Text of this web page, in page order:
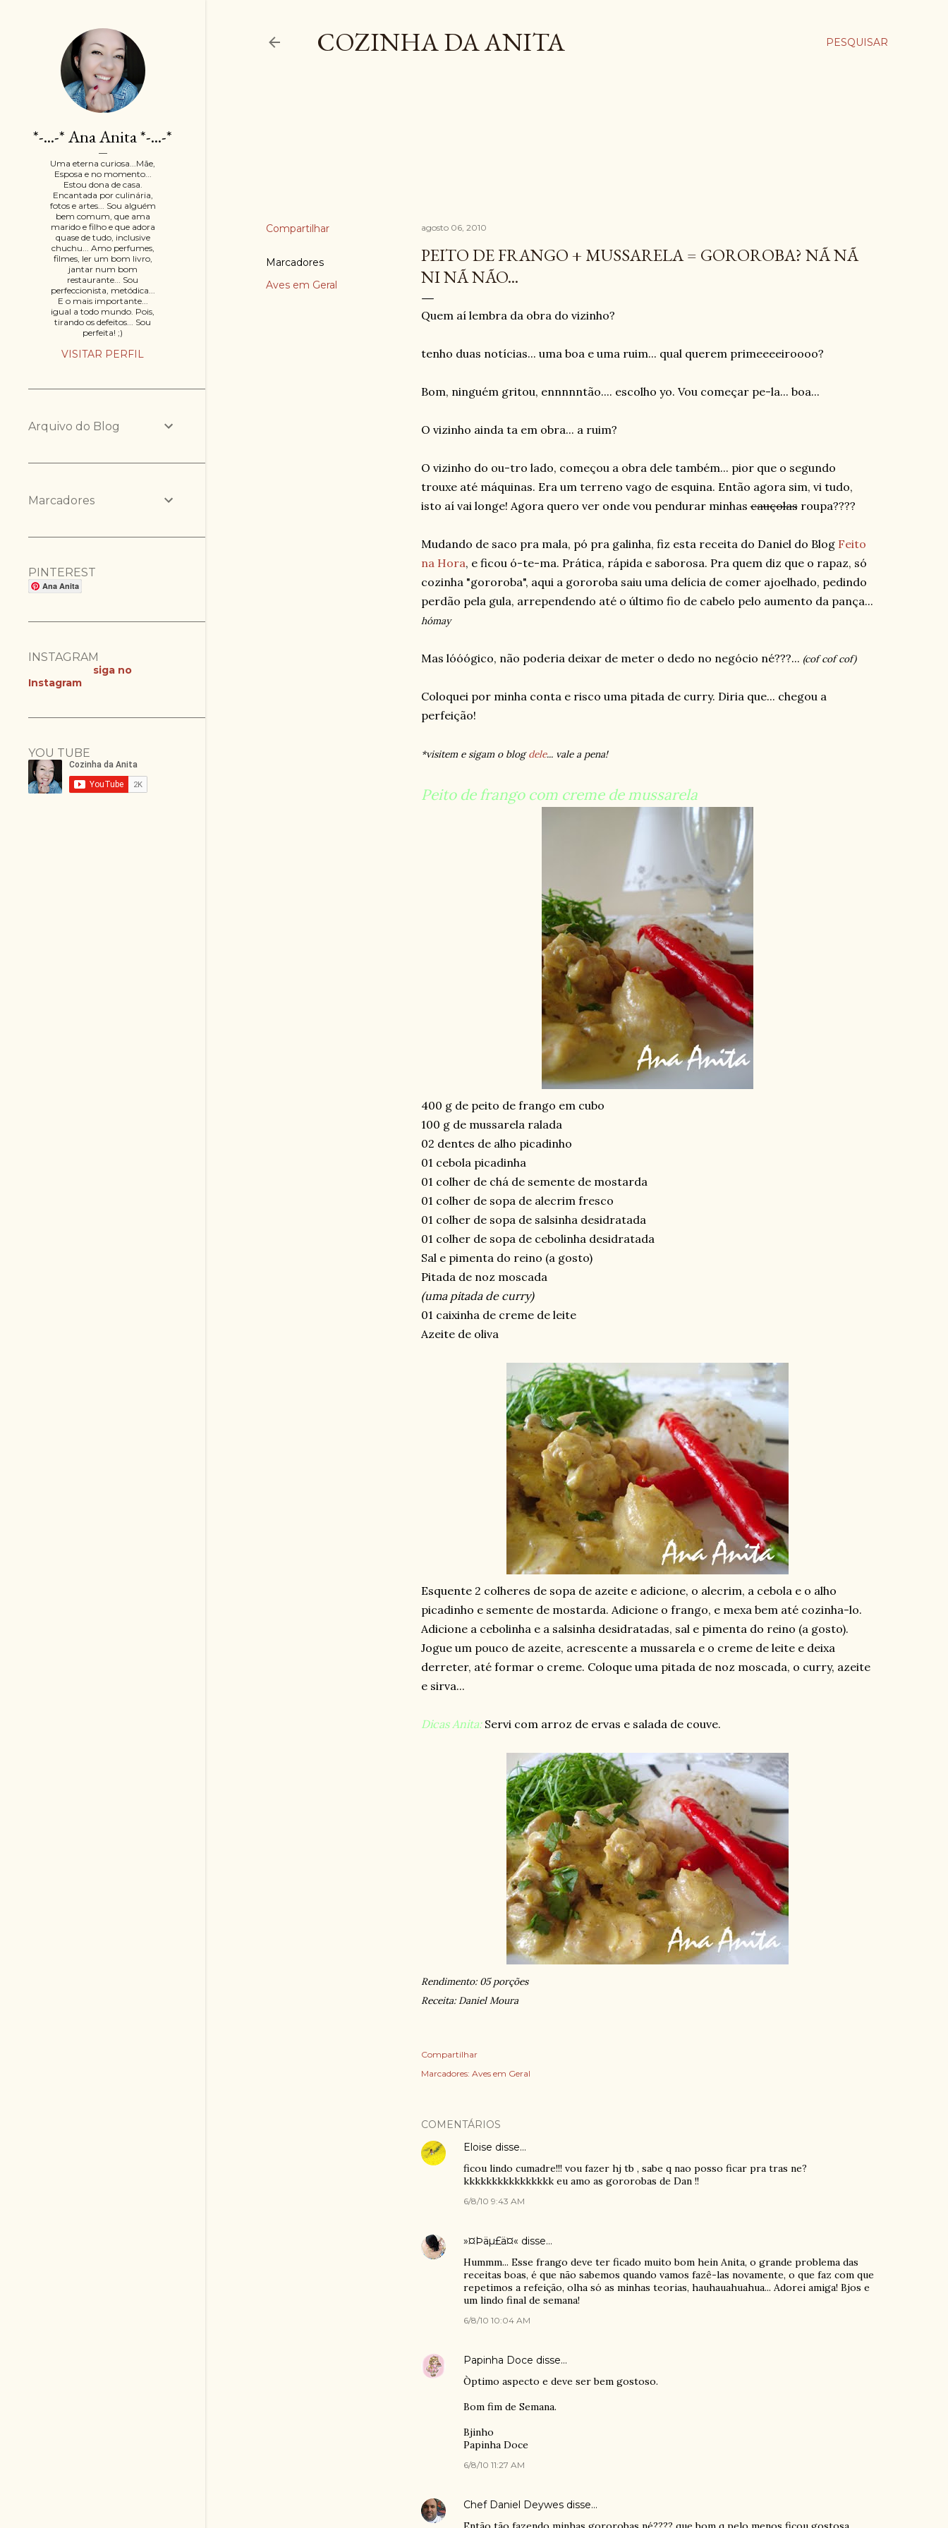
PESQUISAR
COZINHA DA ANITA
Compartilhar
Marcadores
Aves em Geral
agosto 06, 2010
PEITO DE FRANGO + MUSSARELA = GOROROBA? NÃ NÃ
NI NÃ NÃO...
Quem aí lembra da obra do vizinho?
tenho duas notícias... uma boa e uma ruim... qual querem primeeeeiroooo?
Bom, ninguém gritou, ennnnntão.... escolho yo. Vou começar pe-la... boa...
O vizinho ainda ta em obra... a ruim?
O vizinho do ou-tro lado, começou a obra dele também... pior que o segundo
trouxe até máquinas. Era um terreno vago de esquina. Então agora sim, vi tudo,
isto aí vai longe! Agora quero ver onde vou pendurar minhascauçolasroupa????
Mudando de saco pra mala, pó pra galinha, fiz esta receita do Daniel do Blog Feito
na Hora, e ficou ó-te-ma. Prática, rápida e saborosa. Pra quem diz que o rapaz, só
cozinha "gororoba", aqui a gororoba saiu uma delícia de comer ajoelhado, pedindo
perdão pela gula, arrependendo até o último fio de cabelo pelo aumento da pança...
hómay
Mas lóóógico, não poderia deixar de meter o dedo no negócio né???... (cof cof cof)
Coloquei por minha conta e risco uma pitada de curry. Diria que... chegou a
perfeição!
*visitem e sigam o blogdele... vale a pena!
Peito de frango com creme de mussarela
400 g de peito de frango em cubo
100 g de mussarela ralada
02 dentes de alho picadinho
01 cebola picadinha
01 colher de chá de semente de mostarda
01 colher de sopa de alecrim fresco
01 colher de sopa de salsinha desidratada
01 colher de sopa de cebolinha desidratada
Sal e pimenta do reino (a gosto)
Pitada de noz moscada
(uma pitada de curry)
01 caixinha de creme de leite
Azeite de oliva
Esquente 2 colheres de sopa de azeite e adicione, o alecrim, a cebola e o alho
picadinho e semente de mostarda. Adicione o frango, e mexa bem até cozinha-lo.
Adicione a cebolinha e a salsinha desidratadas, sal e pimenta do reino (a gosto).
Jogue um pouco de azeite, acrescente a mussarela e o creme de leite e deixa
derreter, até formar o creme. Coloque uma pitada de noz moscada, o curry, azeite
e sirva...
Dicas Anita:Servi com arroz de ervas e salada de couve.
Rendimento: 05 porções
Receita: Daniel Moura
Compartilhar
Marcadores: Aves em Geral
COMENTÁRIOS
Eloise disse…
ficou lindo cumadre!!! vou fazer hj tb , sabe q nao posso ficar pra tras ne?
kkkkkkkkkkkkkkkk eu amo as gororobas de Dan !!
6/8/10 9:43 AM
»¤Þäµ£ä¤« disse…
Hummm... Esse frango deve ter ficado muito bom hein Anita, o grande problema das
receitas boas, é que não sabemos quando vamos fazê-las novamente, o que faz com que
repetimos a refeição, olha só as minhas teorias, hauhauahuahua... Adorei amiga! Bjos e
um lindo final de semana!
6/8/10 10:04 AM
Papinha Doce disse…
Òptimo aspecto e deve ser bem gostoso.
Bom fim de Semana.
Bjinho
Papinha Doce
6/8/10 11:27 AM
Chef Daniel Deywesdisse…
*-...-* Ana Anita *-...-*
Uma eterna curiosa...Mãe,
Esposa e no momento...
Estou dona de casa.
Encantada por culinária,
fotos e artes... Sou alguém
bem comum, que ama
marido e filho e que adora
quase de tudo, inclusive
chuchu... Amo perfumes,
filmes, ler um bom livro,
jantar num bom
restaurante... Sou
perfeccionista, metódica...
E o mais importante...
igual a todo mundo. Pois,
tirando os defeitos... Sou
perfeita! ;)
VISITAR PERFIL
Arquivo do Blog
Marcadores
PINTEREST
Ana Anita
INSTAGRAM
siga no
Instagram
YOU TUBE